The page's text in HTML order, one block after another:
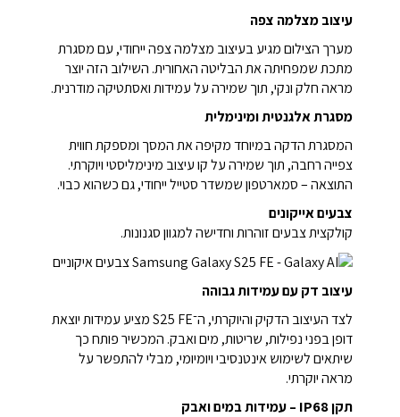
עיצוב מצלמה צפה
מערך הצילום מגיע בעיצוב מצלמה צפה ייחודי, עם מסגרת
מתכת שמפחיתה את הבליטה האחורית. השילוב הזה יוצר
מראה חלק ונקי, תוך שמירה על עמידות ואסתטיקה מודרנית.
מסגרת אלגנטית ומינימלית
המסגרת הדקה במיוחד מקיפה את המסך ומספקת חווית
צפייה רחבה, תוך שמירה על קו עיצוב מינימליסטי ויוקרתי.
התוצאה – סמארטפון שמשדר סטייל ייחודי, גם כשהוא כבוי.
צבעים אייקונים
קולקצית צבעים זוהרות וחדישה למגוון סגנונות.
עיצוב דק עם עמידות גבוהה
לצד העיצוב הדקיק והיוקרתי, ה־S25 FE מציע עמידות יוצאת
דופן בפני נפילות, שריטות, מים ואבק. המכשיר פותח כך
שיתאים לשימוש אינטנסיבי ויומיומי, מבלי להתפשר על
מראה יוקרתי.
תקן IP68 – עמידות במים ואבק